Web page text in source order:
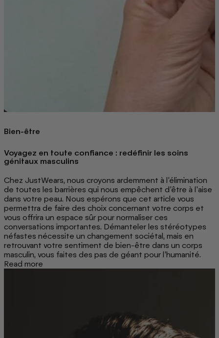
Bien-être
Voyagez en toute confiance : redéfinir les soins
génitaux masculins
Chez JustWears, nous croyons ardemment à l'élimination
de toutes les barrières qui nous empêchent d'être à l'aise
dans votre peau. Nous espérons que cet article vous
permettra de faire des choix concernant votre corps et
vous offrira un espace sûr pour normaliser ces
conversations importantes. Démanteler les stéréotypes
néfastes nécessite un changement sociétal, mais en
retrouvant votre sentiment de bien-être dans un corps
masculin, vous faites des pas de géant pour l’humanité.
Read more